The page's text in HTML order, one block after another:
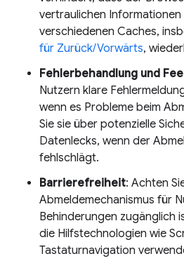
vertraulichen Informationen
verschiedenen Caches,
für Zurück/Vorwärts,
Fehlerbehandlung und
Nutzern klare
wenn es Probleme beim
Sie sie über potenzielle
Datenlecks, wenn der
fehlschlägt.
Barrierefreiheit: Achten
Abmeldemechanismus für
Behinderungen zugänglich
die Hilfstechnologien wie
Tastaturnavigation